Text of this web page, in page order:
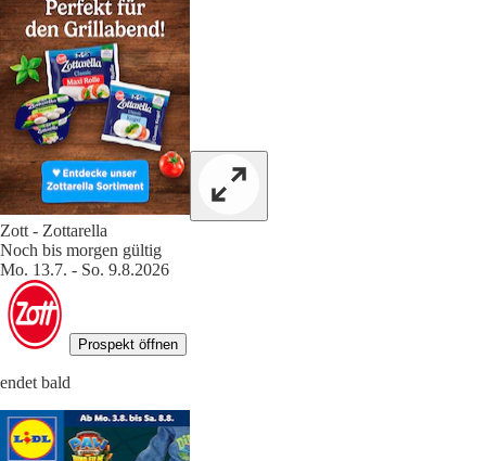
Zott - Zottarella
Noch bis morgen gültig
Mo. 13.7. - So. 9.8.2026
Prospekt öffnen
endet bald